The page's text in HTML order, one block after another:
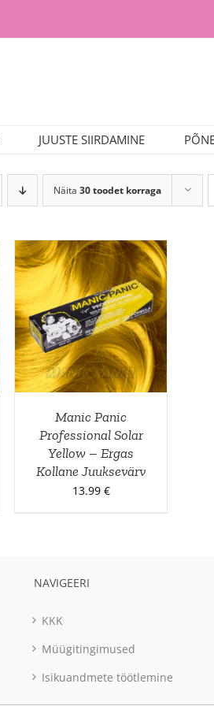
JUUSTE SIIRDAMINE
Näita 30 toodet korraga
LISA KORVI /
LISAINFO
Manic Panic
Professional Solar
Yellow – Ergas
Kollane Juuksevärv
13.99 €
NAVIGEERI
KKK
Müügitingimused
Isikuandmete töötlemine